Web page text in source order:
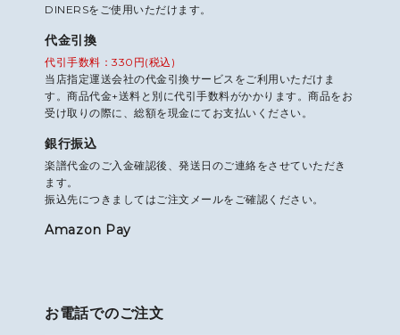
DINERSをご使用いただけます。
代金引換
代引手数料：330円(税込)
当店指定運送会社の代金引換サービスをご利用いただけま
す。商品代金+送料と別に代引手数料がかかります。商品をお
受け取りの際に、総額を現金にてお支払いください。
銀行振込
楽譜代金のご入金確認後、発送日のご連絡をさせていただき
ます。
振込先につきましてはご注文メールをご確認ください。
Amazon Pay
お電話でのご注文